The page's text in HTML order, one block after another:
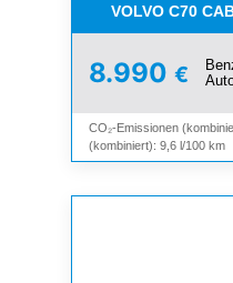
VOLVO C70
8.990 €
CO₂-Emissionen
(kombiniert): 9,6 l/100 km